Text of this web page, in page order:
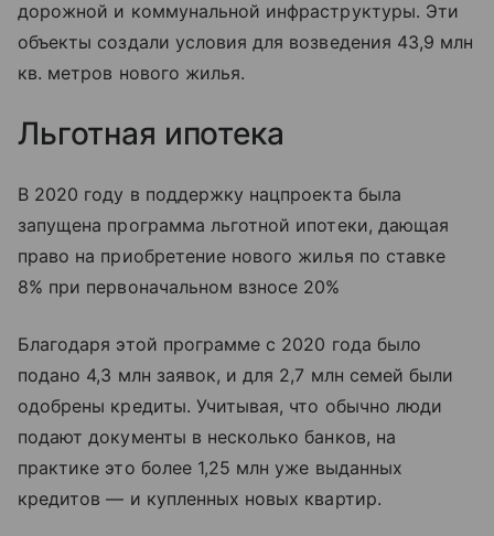
дорожной и коммунальной инфраструктуры. Эти
объекты создали условия для возведения 43,9 млн
кв. метров нового жилья.
Льготная ипотека
В 2020 году в поддержку нацпроекта была
запущена программа льготной ипотеки, дающая
право на приобретение нового жилья по ставке
8% при первоначальном взносе 20%
Благодаря этой программе с 2020 года было
подано 4,3 млн заявок, и для 2,7 млн семей были
одобрены кредиты. Учитывая, что обычно люди
подают документы в несколько банков, на
практике это более 1,25 млн уже выданных
кредитов — и купленных новых квартир.